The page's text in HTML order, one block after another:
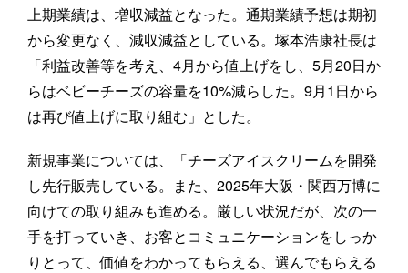
上期業績は、増収減益となった。通期業績予想は期初
から変更なく、減収減益としている。塚本浩康社長は
「利益改善等を考え、4月から値上げをし、5月20日か
らはベビーチーズの容量を10%減らした。9月1日から
は再び値上げに取り組む」とした。
新規事業については、「チーズアイスクリームを開発
し先行販売している。また、2025年大阪・関西万博に
向けての取り組みも進める。厳しい状況だが、次の一
手を打っていき、お客とコミュニケーションをしっか
りとって、価値をわかってもらえる、選んでもらえる